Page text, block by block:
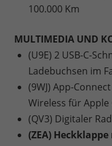
100.000 Km
MULTIMEDIA UND
(U9E) 2 USB-C-
Ladebuchsen im
(9WJ) App-
Wireless für
(QV3) Digitaler
(ZEA)